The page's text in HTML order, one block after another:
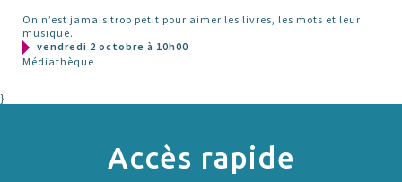
On n’est jamais trop petit pour aimer les livres, les mots et leur
musique.
vendredi 2 octobre à 10h00
Médiathèque
}
Accès rapide